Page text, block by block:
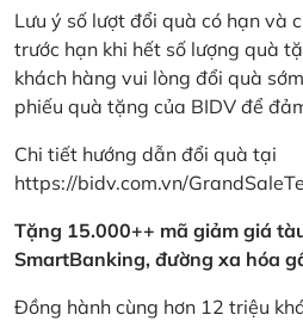
Lưu ý số lượt đổi quà có hạn và
trước hạn khi hết số lượng quà
khách hàng vui lòng đổi quà
phiếu quà tặng của BIDV để
Chi tiết hướng dẫn đổi quà tại
https://bidv.com.vn/
Tặng 15.000++ mã giảm giá
SmartBanking, đường xa hóa
Đồng hành cùng hơn 12 triệu